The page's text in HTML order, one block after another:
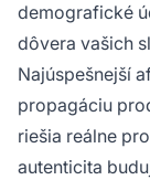
demografické
dôvera vašich
Najúspešnejší
propagáciu
riešia reálne
autenticita